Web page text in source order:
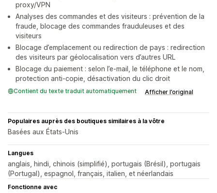
proxy/VPN
Analyses des commandes et des visiteurs : prévention de la
fraude, blocage des commandes frauduleuses et des
visiteurs
Blocage d’emplacement ou redirection de pays : redirection
des visiteurs par géolocalisation vers d’autres URL
Blocage du paiement : selon l’e-mail, le téléphone et le nom,
protection anti-copie, désactivation du clic droit
Contient du texte traduit automatiquement Afficher l’original
Populaires auprès des boutiques similaires à la vôtre
Basées aux États-Unis
Langues
anglais, hindi, chinois (simplifié), portugais (Brésil), portugais
(Portugal), espagnol, français, italien, et néerlandais
Fonctionne avec